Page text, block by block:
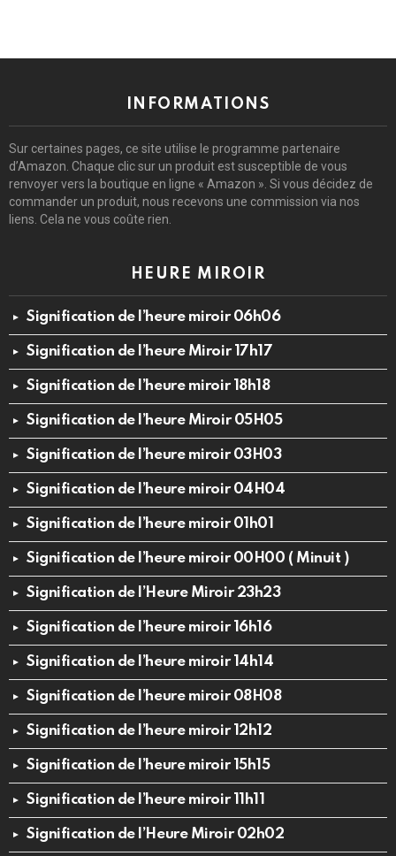
INFORMATIONS
Sur certaines pages, ce site utilise le programme partenaire
d’Amazon. Chaque clic sur un produit est susceptible de vous
renvoyer vers la boutique en ligne « Amazon ». Si vous décidez de
commander un produit, nous recevons une commission via nos
liens. Cela ne vous coûte rien.
HEURE MIROIR
Signification de l’heure miroir 06h06
Signification de l’heure Miroir 17h17
Signification de l’heure miroir 18h18
Signification de l’heure Miroir 05H05
Signification de l’heure miroir 03H03
Signification de l’heure miroir 04H04
Signification de l’heure miroir 01h01
Signification de l’heure miroir 00H00 ( Minuit )
Signification de l’Heure Miroir 23h23
Signification de l’heure miroir 16h16
Signification de l’heure miroir 14h14
Signification de l’heure miroir 08H08
Signification de l’heure miroir 12h12
Signification de l’heure miroir 15h15
Signification de l’heure miroir 11h11
Signification de l’Heure Miroir 02h02